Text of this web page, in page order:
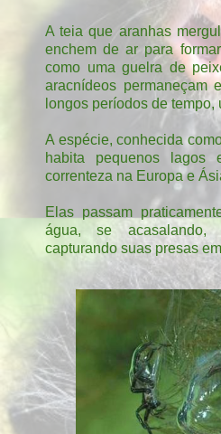
A teia que aranhas
enchem de ar para
como uma guelra de
aracnídeos permaneçam
longos períodos de tempo,
A espécie, conhecida
habita pequenos lagos
correnteza na Europa e
Elas passam
água, se acasalando,
capturando suas presas